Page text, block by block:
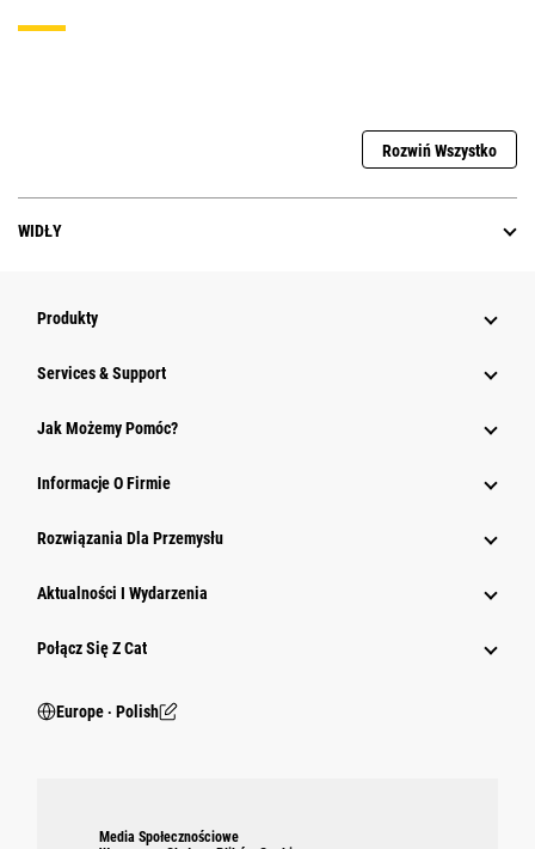
Rozwiń Wszystko
WIDŁY
Produkty
Services & Support
Jak Możemy Pomóc?
Informacje O Firmie
Rozwiązania Dla Przemysłu
Aktualności I Wydarzenia
Połącz Się Z Cat
Europe ‧ Polish
Media Społecznościowe